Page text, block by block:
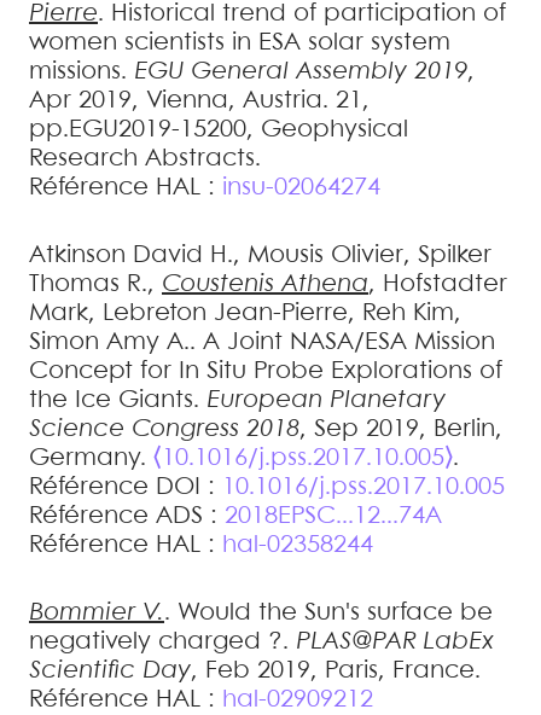
Pierre. Historical trend of participation of
women scientists in ESA solar system
missions. EGU General Assembly 2019,
Apr 2019, Vienna, Austria. 21,
pp.EGU2019-15200, Geophysical
Research Abstracts.
Référence HAL : insu-02064274
Atkinson David H., Mousis Olivier, Spilker
Thomas R., Coustenis Athena, Hofstadter
Mark, Lebreton Jean-Pierre, Reh Kim,
Simon Amy A.. A Joint NASA/ESA Mission
Concept for In Situ Probe Explorations of
the Ice Giants. European Planetary
Science Congress 2018, Sep 2019, Berlin,
Germany. ⟨10.1016/j.pss.2017.10.005⟩.
Référence DOI :
10.1016/j.pss.2017.10.005
Référence ADS : 2018EPSC...12...74A
Référence HAL : hal-02358244
Bommier V.. Would the Sun's surface be
negatively charged ?. PLAS@PAR LabEx
Scientific Day, Feb 2019, Paris, France.
Référence HAL : hal-02909212